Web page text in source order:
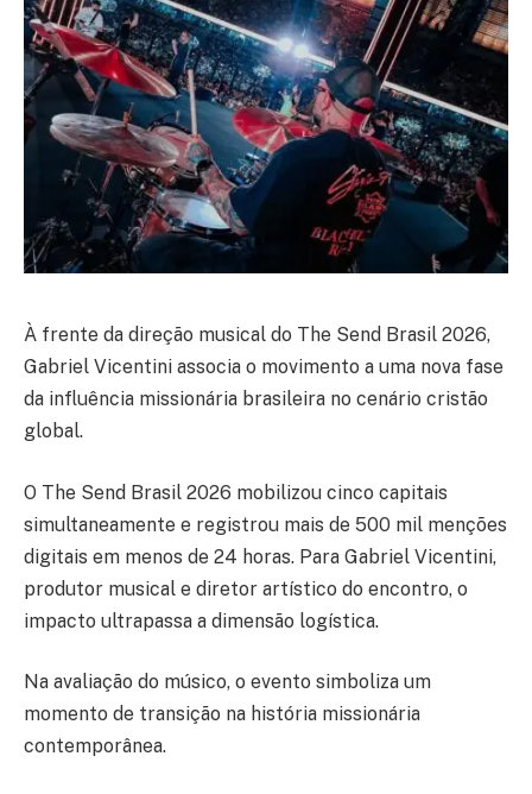
À frente da direção musical do The Send Brasil 2026,
Gabriel Vicentini associa o movimento a uma nova fase
da influência missionária brasileira no cenário cristão
global.
O The Send Brasil 2026 mobilizou cinco capitais
simultaneamente e registrou mais de 500 mil menções
digitais em menos de 24 horas. Para Gabriel Vicentini,
produtor musical e diretor artístico do encontro, o
impacto ultrapassa a dimensão logística.
Na avaliação do músico, o evento simboliza um
momento de transição na história missionária
contemporânea.